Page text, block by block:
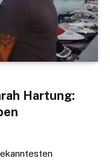
Hartung: